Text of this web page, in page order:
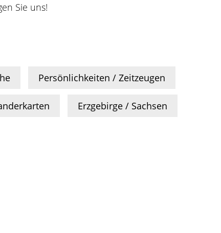
Sie uns!
Persönlichkeiten / Zeitzeugen
Erzgebirge / Sachsen